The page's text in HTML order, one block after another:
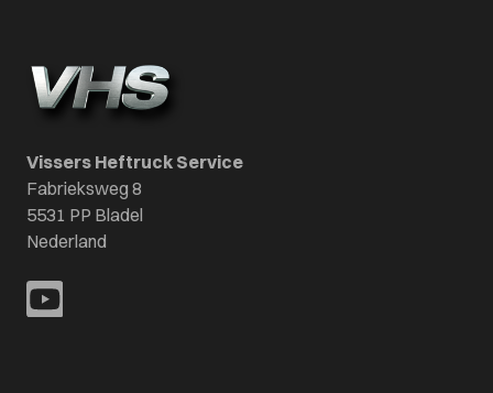
Vissers Heftruck Service
Fabrieksweg 8
5531 PP Bladel
Nederland